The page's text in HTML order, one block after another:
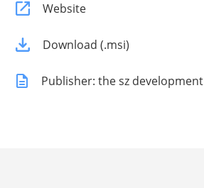
Website
Download (.msi)
Publisher: the sz development